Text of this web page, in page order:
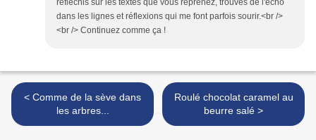
réfléchis sur les textes que vous reprenez, trouves de l'écho
dans les lignes et réflexions qui me font parfois sourir.<br />
<br /> Continuez comme ça !
< Comme de la sève dans
les arbres...
Roulé chocolat caramel au
beurre salé >